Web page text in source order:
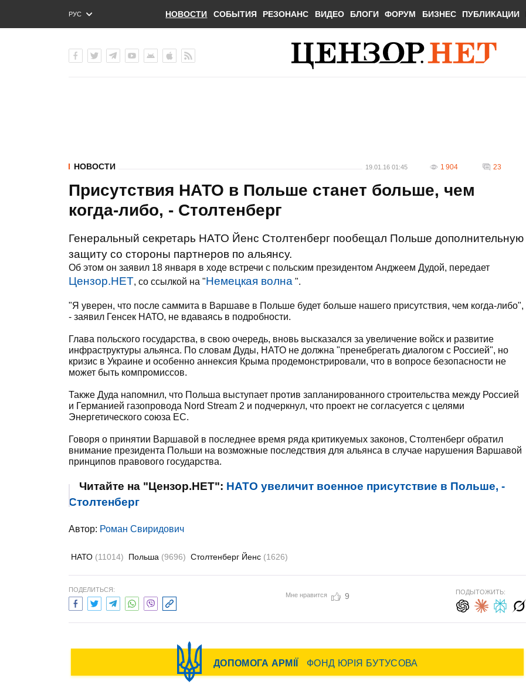
РУС
ENG
НОВОСТИ СОБЫТИЯ РЕЗОНАНС ВИДЕО БЛОГИ ФОРУМ БИЗНЕС ПУБЛИКАЦИИ
НОВОСТИ 19.01.16 01:45 1 904 23
Присутствия НАТО в Польше станет больше, чем
когда-либо, - Столтенберг
Генеральный секретарь НАТО Йенс Столтенберг пообещал Польше дополнительную
защиту со стороны партнеров по альянсу.
Об этом он заявил 18 января в ходе встречи с польским президентом Анджеем Дудой, передает
Цензор.НЕТ, со ссылкой на "Немецкая волна ".
"Я уверен, что после саммита в Варшаве в Польше будет больше нашего присутствия, чем когда-либо",
- заявил Генсек НАТО, не вдаваясь в подробности.
Глава польского государства, в свою очередь, вновь высказался за увеличение войск и развитие
инфраструктуры альянса. По словам Дуды, НАТО не должна "пренебрегать диалогом с Россией", но
кризис в Украине и особенно аннексия Крыма продемонстрировали, что в вопросе безопасности не
может быть компромиссов.
Также Дуда напомнил, что Польша выступает против запланированного строительства между Россией
и Германией газопровода Nord Stream 2 и подчеркнул, что проект не согласуется с целями
Энергетического союза ЕС.
Говоря о принятии Варшавой в последнее время ряда критикуемых законов, Столтенберг обратил
внимание президента Польши на возможные последствия для альянса в случае нарушения Варшавой
принципов правового государства.
Читайте на "Цензор.НЕТ": НАТО увеличит военное присутствие в Польше, -
Столтенберг
Автор: Роман Свиридович
НАТО (11014) Польша (9696) Столтенберг Йенс (1626)
ПОДЕЛИТЬСЯ:
Мне нравится 9 ПОДЫТОЖИТЬ: